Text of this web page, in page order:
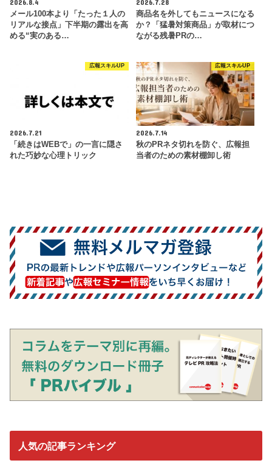
2026.8.4
メール100本より「たった１人の
リアルな接点」下半期の露出を高
める“実のある…
2026.7.28
商品名を外してもニュースになる
か？「猛暑対策商品」が取材につ
ながる残暑PRの…
広報スキルUP
2026.7.21
「続きはWEBで」の一言に隠さ
れた巧妙な心理トリック
広報スキルUP
2026.7.14
秋のPRネタ切れを防ぐ、広報担
当者のための素材棚卸し術
人気の記事ランキング